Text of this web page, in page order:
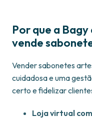
Por que a
vende
Vender sabonetes
cuidadosa e uma
certo e fidelizar
Loja virtual